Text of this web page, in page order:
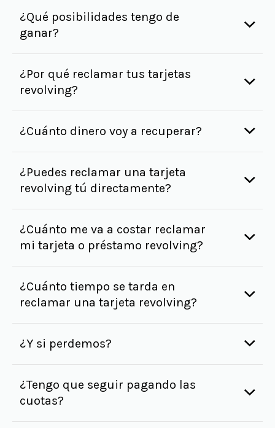
¿Qué posibilidades tengo de
ganar?
¿Por qué reclamar tus tarjetas
revolving?
¿Cuánto dinero voy a recuperar?
¿Puedes reclamar una tarjeta
revolving tú directamente?
¿Cuánto me va a costar reclamar
mi tarjeta o préstamo revolving?
¿Cuánto tiempo se tarda en
reclamar una tarjeta revolving?
¿Y si perdemos?
¿Tengo que seguir pagando las
cuotas?